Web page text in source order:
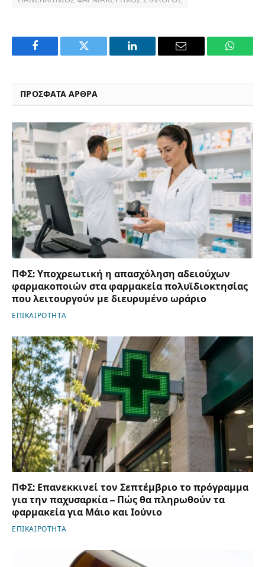
Facebook Twitter LinkedIn Email
ΠΡΟΣΦΑΤΑ ΑΡΘΡΑ
ΠΦΣ: Υποχρεωτική η απασχόληση αδειούχων
φαρμακοποιών στα φαρμακεία πολυϊδιοκτησίας
που λειτουργούν με διευρυμένο ωράριο
ΕΠΙΚΑΙΡΟΤΗΤΑ
ΠΦΣ: Επανεκκινεί τον Σεπτέμβριο το πρόγραμμα
για την παχυσαρκία – Πώς θα πληρωθούν τα
φαρμακεία για Μάιο και Ιούνιο
ΕΠΙΚΑΙΡΟΤΗΤΑ